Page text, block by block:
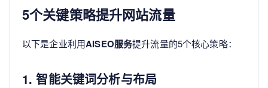
5个关键策略提升网站流量
以下是企业利用AISEO服务提升流量的5个核心策略：
1. 智能关键词分析与布局